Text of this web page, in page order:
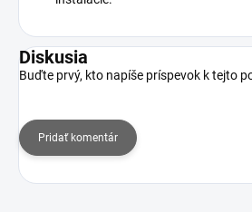
Diskusia
Buďte prvý, kto napíše príspevok k tejto
Pridať komentár